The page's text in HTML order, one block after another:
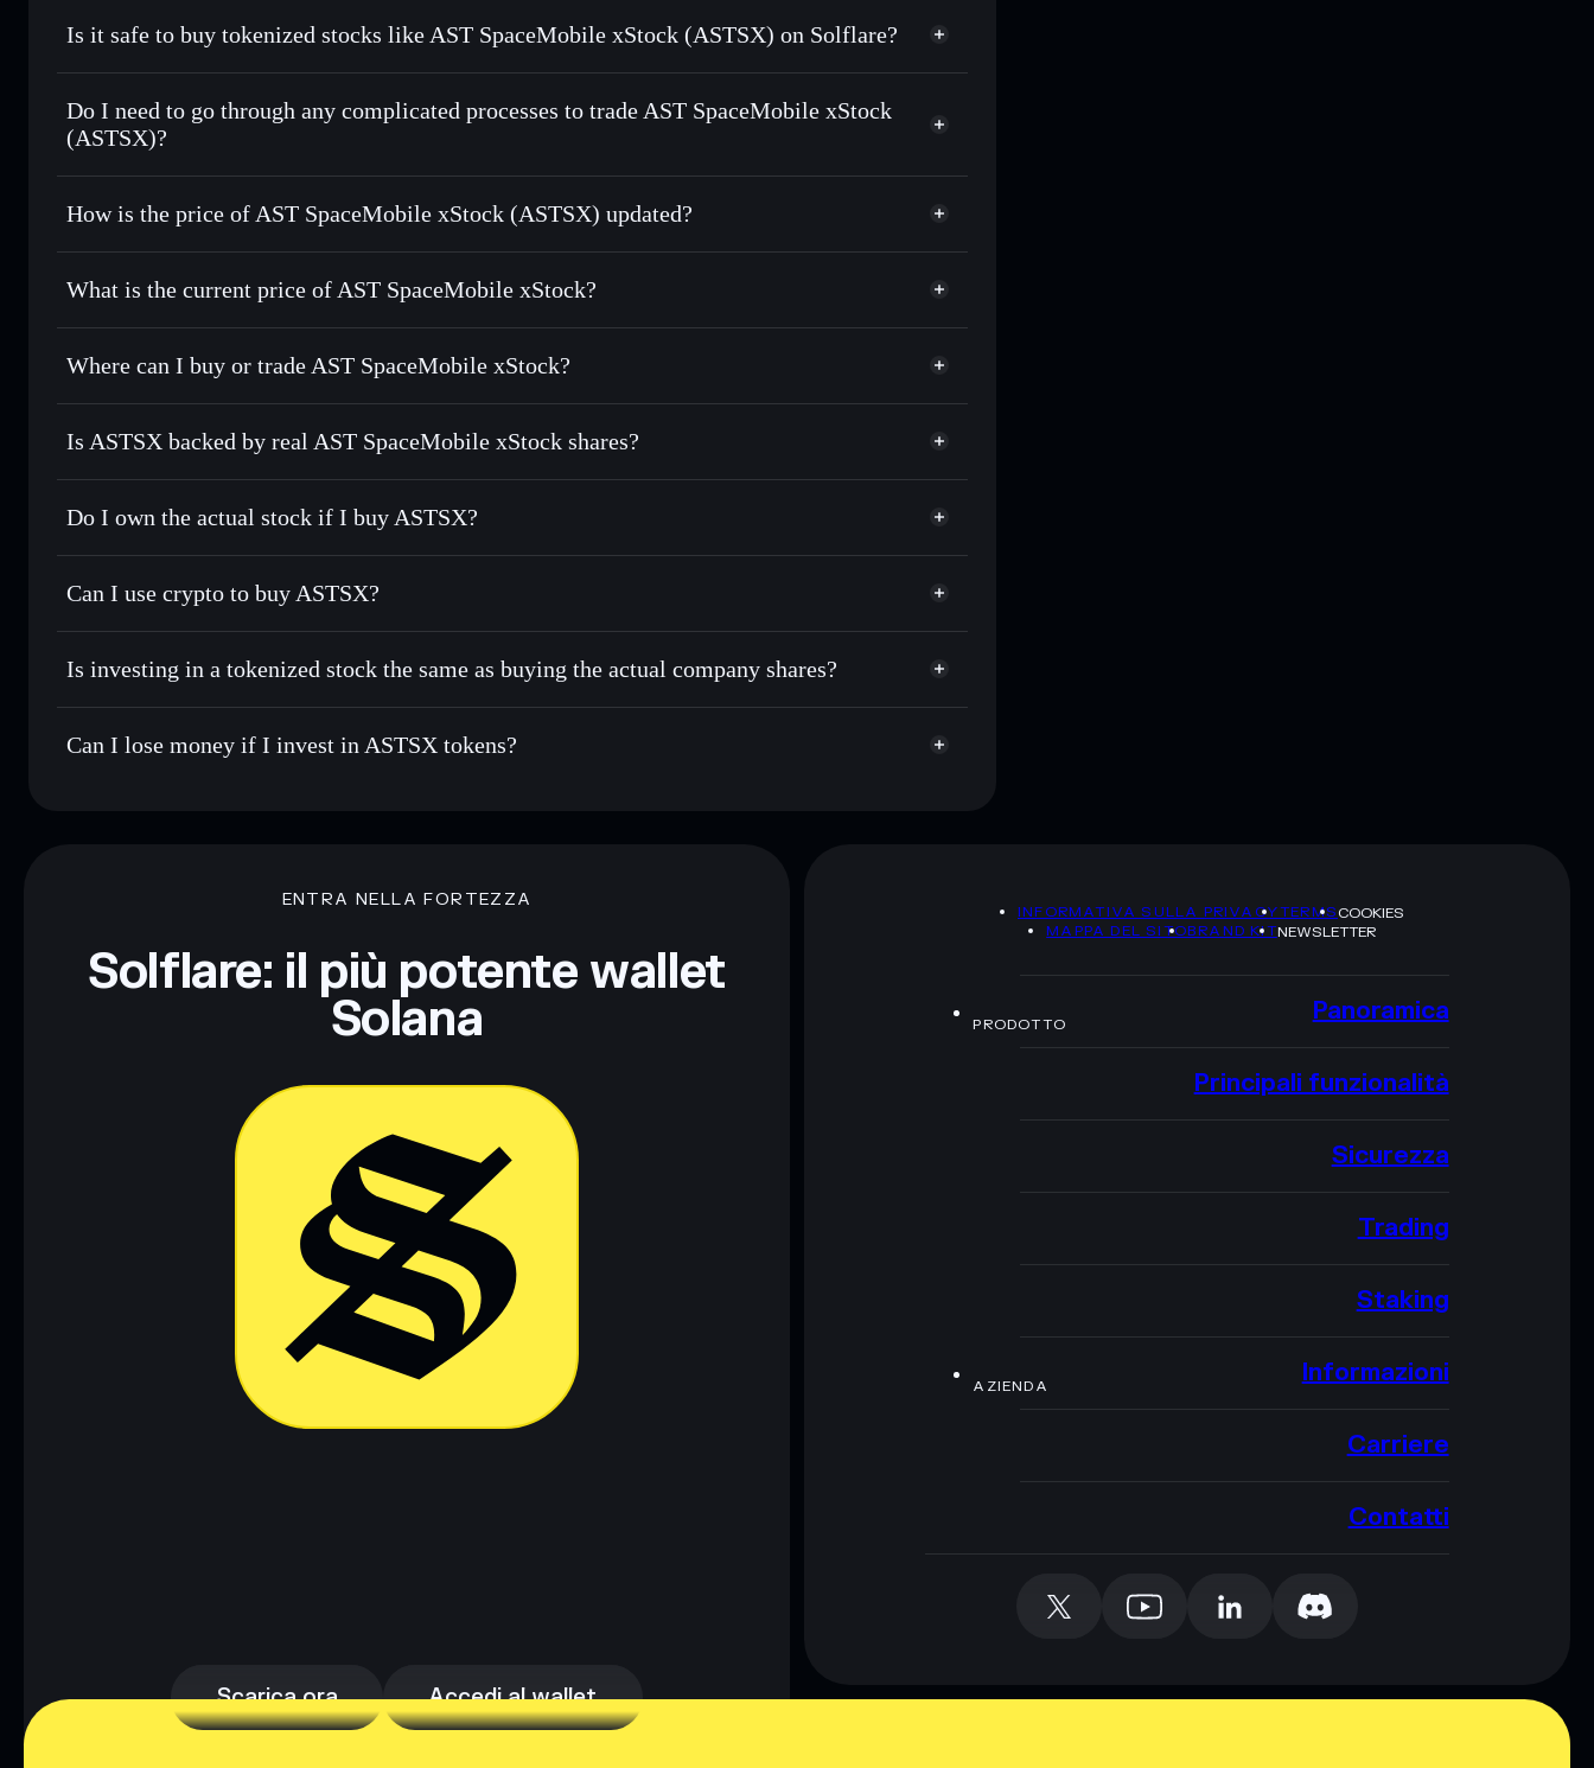
Is it safe to buy tokenized stocks like AST SpaceMobile xStock (ASTSX) on Solflare?
1:1 backed, on-chain, and transparently verified
Do I need to go through any complicated processes to trade AST SpaceMobile xStock
(ASTSX)?
How is the price of AST SpaceMobile xStock (ASTSX) updated?
AST SpaceMobile xStock match the real-world stock price
What is the current price of AST SpaceMobile xStock?
AST SpaceMobile xStock $71.94 5.69%
Where can I buy or trade AST SpaceMobile xStock?
Solflare Wallet
Is ASTSX backed by real AST SpaceMobile xStock shares?
Do I own the actual stock if I buy ASTSX?
Can I use crypto to buy ASTSX?
Is investing in a tokenized stock the same as buying the actual company shares?
Can I lose money if I invest in ASTSX tokens?
ENTRA NELLA FORTEZZA
Solflare: il più potente wallet
Solana
Scarica ora Accedi al wallet
INFORMATIVA SULLA PRIVACYTERMSCOOKIES
MAPPA DEL SITOBRAND KITNEWSLETTER
PRODOTTO Panoramica
Principali funzionalità
Sicurezza
Trading
Staking
AZIENDA Informazioni
Carriere
Contatti